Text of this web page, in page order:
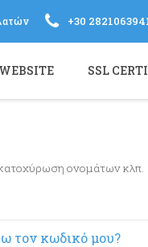
κατοχύρωση ονομάτων κλπ.
τον κωδικό μου?
+30
WEBSITE SSL